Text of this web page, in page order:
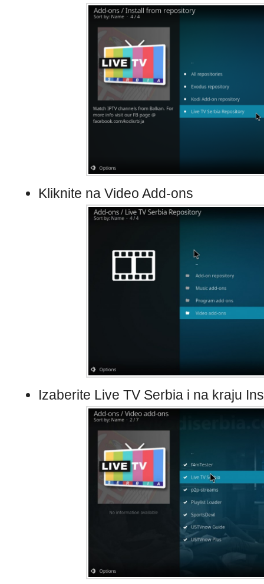
Kliknite na Video Add-ons
Izaberite Live TV Serbia i na kraju